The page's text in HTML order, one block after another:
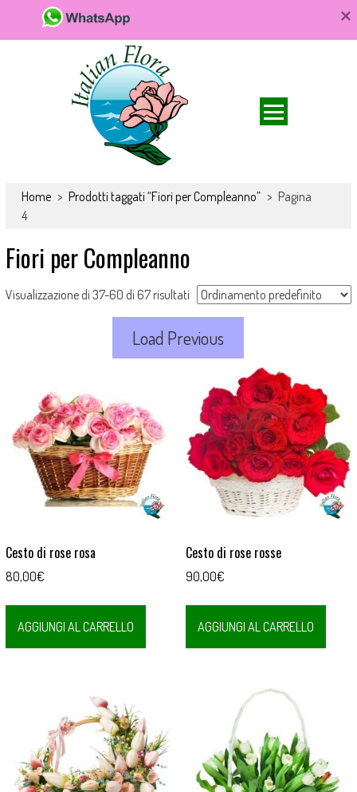
domicilio, rose e bouquet
floreali. Fiori da acquistare online e consegnare a domicilio per ogni
Home > Prodotti taggati “Fiori per Compleanno” > Pagina
4
Fiori per Compleanno
Visualizzazione di 37-60 di 67 risultati
Load Previous
Cesto di rose rosa
80,00€
AGGIUNGI AL CARRELLO
Cesto di rose rosse
90,00€
AGGIUNGI AL CARRELLO